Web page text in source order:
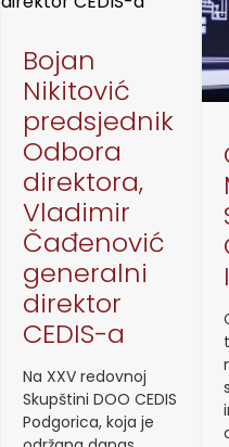
Bojan
Nikitović
predsjednik
Odbora
direktora,
Vladimir
Čađenović
generalni
direktor
CEDIS-a
Na XXV redovnoj
Skupštini DOO CEDIS
Podgorica, koja je